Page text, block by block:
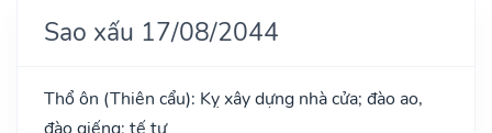
Sao xấu 17/08/2044
Thổ ôn (Thiên cẩu): Kỵ xây dựng nhà cửa; đào ao,